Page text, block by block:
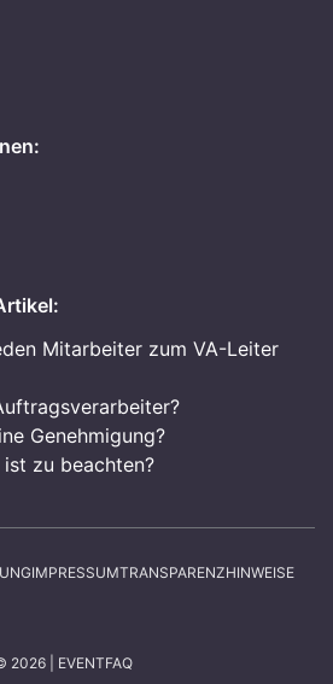
Mitarbeiter zum VA-Leiter
Genehmigung?
zu beachten?
IMPRESSUMTRANSPARENZHINWEISE
2026 | EVENTFAQ